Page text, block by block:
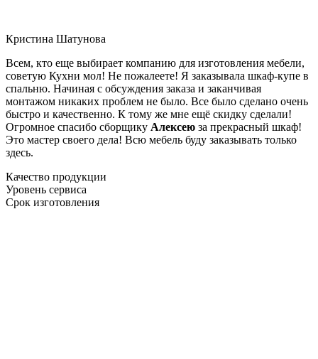
Кристина Шатунова
Всем, кто еще выбирает компанию для изготовления мебели,
советую Кухни мол! Не пожалеете! Я заказывала шкаф-купе в
спальню. Начиная с обсуждения заказа и заканчивая
монтажом никаких проблем не было. Все было сделано очень
быстро и качественно. К тому же мне ещё скидку сделали!
Огромное спасибо сборщику Алексею за прекрасный шкаф!
Это мастер своего дела! Всю мебель буду заказывать только
здесь.
Качество продукции
Уровень сервиса
Срок изготовления